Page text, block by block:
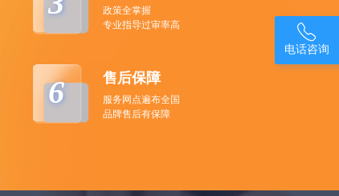
政策全掌握
专业指导过审率高
6 售后保障
服务网点遍布全国
品牌售后有保障

电话咨询